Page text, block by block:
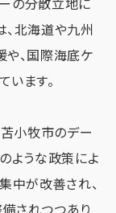
ーの分散立地に
、北海道や九州
、国際海底ケ
ます。
小牧市のデー
ような政策によ
中が改善され、